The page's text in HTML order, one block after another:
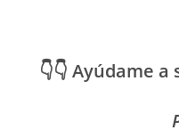
👇👇 Ayúdame